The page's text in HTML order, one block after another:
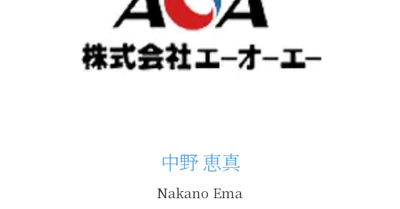
中野 恵真
Nakano Ema